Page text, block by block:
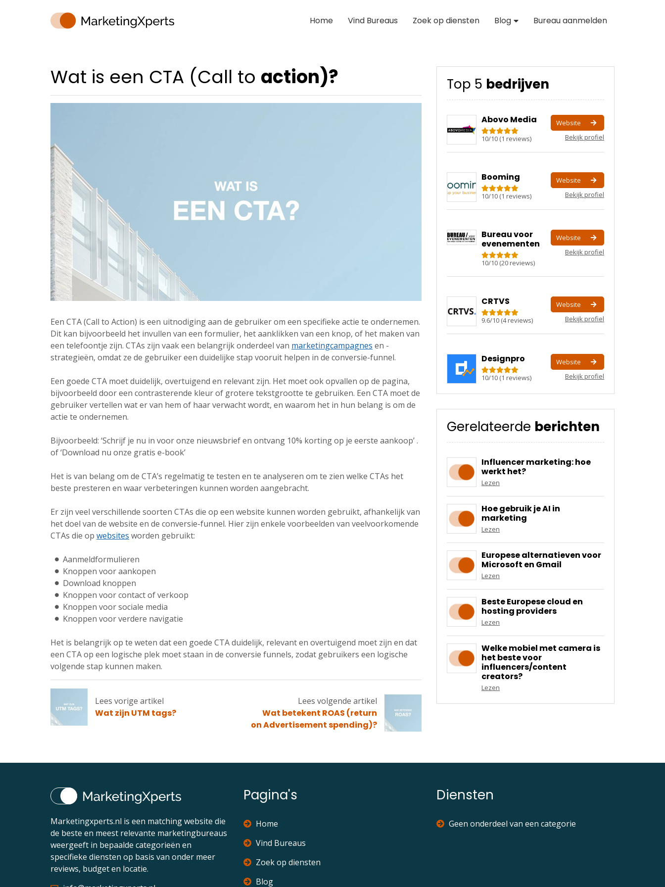
Home Vind Bureaus Zoek op diensten Blog Bureau aanmelden
Wat is een CTA (Call to action)?
Een CTA (Call to Action) is een uitnodiging aan de gebruiker om een specifieke actie te ondernemen.
Dit kan bijvoorbeeld het invullen van een formulier, het aanklikken van een knop, of het maken van
een telefoontje zijn. CTAs zijn vaak een belangrijk onderdeel van marketingcampagnes en -
strategieën, omdat ze de gebruiker een duidelijke stap vooruit helpen in de conversie-funnel.
Een goede CTA moet duidelijk, overtuigend en relevant zijn. Het moet ook opvallen op de pagina,
bijvoorbeeld door een contrasterende kleur of grotere tekstgrootte te gebruiken. Een CTA moet de
gebruiker vertellen wat er van hem of haar verwacht wordt, en waarom het in hun belang is om de
actie te ondernemen.
Bijvoorbeeld: ‘Schrijf je nu in voor onze nieuwsbrief en ontvang 10% korting op je eerste aankoop’ .
of ‘Download nu onze gratis e-book’
Het is van belang om de CTA’s regelmatig te testen en te analyseren om te zien welke CTAs het
beste presteren en waar verbeteringen kunnen worden aangebracht.
Er zijn veel verschillende soorten CTAs die op een website kunnen worden gebruikt, afhankelijk van
het doel van de website en de conversie-funnel. Hier zijn enkele voorbeelden van veelvoorkomende
CTAs die op websites worden gebruikt:
Aanmeldformulieren
Knoppen voor aankopen
Download knoppen
Knoppen voor contact of verkoop
Knoppen voor sociale media
Knoppen voor verdere navigatie
Het is belangrijk op te weten dat een goede CTA duidelijk, relevant en overtuigend moet zijn en dat
een CTA op een logische plek moet staan in de conversie funnels, zodat gebruikers een logische
volgende stap kunnen maken.
Lees vorige artikel
Lees
Wat zijn UTM tags?
Lees volgende artikel
Lees
volgende
Wat betekent ROAS (return
on Advertisement spending)?
Top 5 bedrijven
Abovo Media
10/10 (1 reviews)
Website
Bekijk profiel
Booming
10/10 (1 reviews)
Website
Bekijk profiel
Bureau voor
evenementen
10/10 (20reviews)
Website
Bekijk profiel
CRTVS
9.6/10 (4reviews)
Website
Bekijk profiel
Designpro
10/10 (1 reviews)
Website
Bekijk profiel
Gerelateerde berichten
Influencer marketing: hoe
werkt het?
Lezen
Hoe gebruik je AI in
marketing
Lezen
Europese alternatieven voor
Microsoft en Gmail
Lezen
Beste Europese cloud en
hosting providers
Lezen
Welke mobiel met camera is
het beste voor
influencers/content
creators?
Lezen
Marketingxperts.nl is een matching website die
de beste en meest relevante marketingbureaus
weergeeft in bepaalde categorieën en
specifieke diensten op basis van onder meer
reviews, budget en locatie.
Pagina's
Home
Vind Bureaus
Zoek op diensten
Blog
Diensten
Geen onderdeel van een categorie